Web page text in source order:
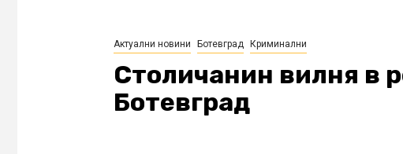
Актуални новини Ботевград Криминални
Столичанин вилня в
Ботевград